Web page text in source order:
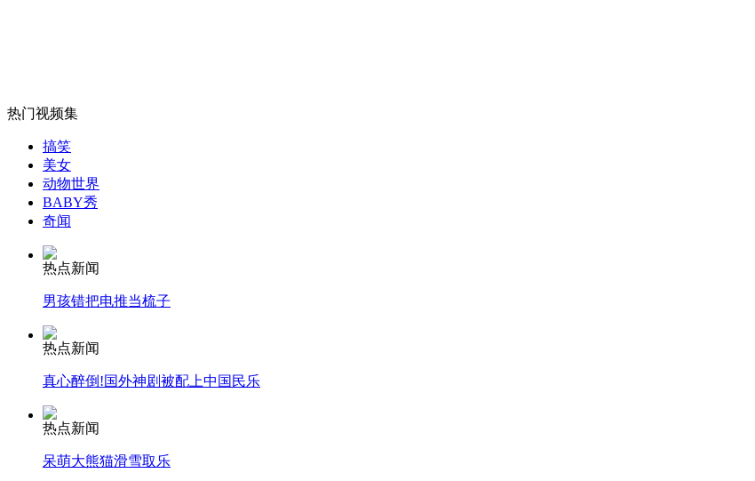
女孩北京地铁殴打老人 痛下狠手拳打脚踢
无痛分娩是否安全 医生回应
外交部：反对强权政治霸凌主义
外交部：有关国家言论片面不公正
安徽一实载49人客车翻车
热门视频集
搞笑
美女
动物世界
BABY秀
奇闻
热点新闻
男孩错把电推当梳子
热点新闻
真心醉倒!国外神剧被配上中国民乐
热点新闻
呆萌大熊猫滑雪取乐